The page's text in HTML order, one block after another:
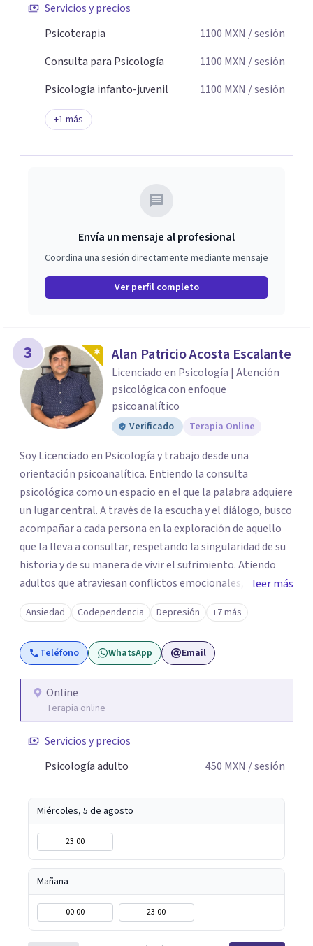
Servicios y precios
Psicoterapia
1100 MXN / sesión
Consulta para Psicología
1100 MXN / sesión
Psicología infanto-juvenil
1100 MXN / sesión
+1 más
Envía un mensaje al profesional
Coordina una sesión directamente mediante mensaje
Ver perfil completo
3 Alan Patricio Acosta Escalante
Licenciado en Psicología | Atención
psicológica con enfoque
psicoanalítico
Verificado Terapia Online
Soy Licenciado en Psicología y trabajo desde una
orientación psicoanalítica. Entiendo la consulta
psicológica como un espacio en el que la palabra adquiere
un lugar central. A través de la escucha y el diálogo, busco
acompañar a cada persona en la exploración de aquello
que la lleva a consultar, respetando la singularidad de su
historia y de su manera de vivir el sufrimiento. Atiendo
adultos que atraviesan conflictos emocionales,
dificultades en sus relaciones, ansiedad, depresión, duelos
o momentos de crisis. Como parte de mi compromiso
con una formación continua, actualmente curso una
Maestría en Psicoterapia Psicoanalítica, fortaleciendo mi
a mis pacientes.
leer más
Ansiedad Codependencia Depresión +7 más
Teléfono WhatsApp Email
Online
Terapia online
Servicios y precios
Psicología adulto
450 MXN / sesión
Miércoles, 5 de agosto
23:00
Mañana
00:00 23:00